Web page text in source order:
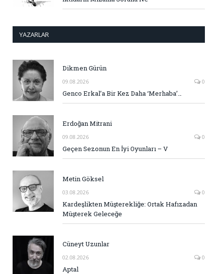
YAZARLAR
Dikmen Gürün
09.08.2026 0
Genco Erkal’a Bir Kez Daha ‘Merhaba’…
Erdoğan Mitrani
09.08.2026 0
Geçen Sezonun En İyi Oyunları – V
Metin Göksel
03.08.2026 0
Kardeşlikten Müşterekliğe: Ortak Hafızadan
Müşterek Geleceğe
Cüneyt Uzunlar
02.08.2026 0
Aptal